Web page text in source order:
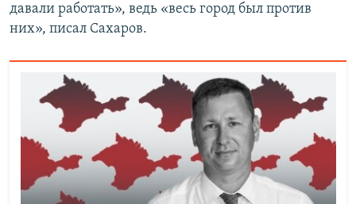
давали работать», ведь «весь город был против
них», писал Сахаров.